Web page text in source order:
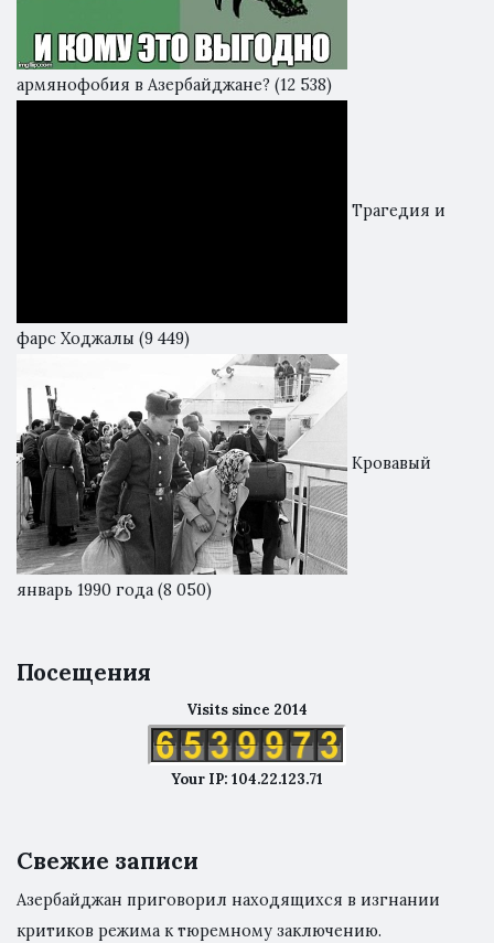
армянофобия в Азербайджане? (12 538)
Трагедия и
фарс Ходжалы (9 449)
Кровавый
январь 1990 года (8 050)
Посещения
Visits since 2014
Your IP: 104.22.123.71
Свежие записи
Азербайджан приговорил находящихся в изгнании
критиков режима к тюремному заключению.